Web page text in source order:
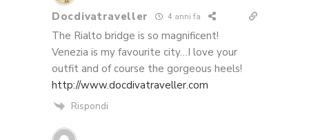
Docdivatraveller 4 anni fa
The Rialto bridge is so magnificent!
Venezia is my favourite city…I love your
outfit and of course the gorgeous heels!
http://www.docdivatraveller.com
Rispondi